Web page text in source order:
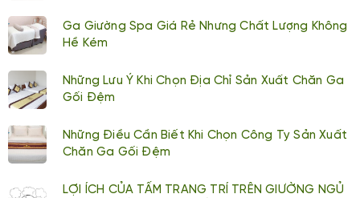
Ga Giường Spa Giá Rẻ Nhưng Chất Lượng Không
Hề Kém
Những Lưu Ý Khi Chọn Địa Chỉ Sản Xuất Chăn Ga
Gối Đệm
Những Điều Cần Biết Khi Chọn Công Ty Sản Xuất
Chăn Ga Gối Đệm
LỢI ÍCH CỦA TẤM TRANG TRÍ TRÊN GIƯỜNG NGỦ